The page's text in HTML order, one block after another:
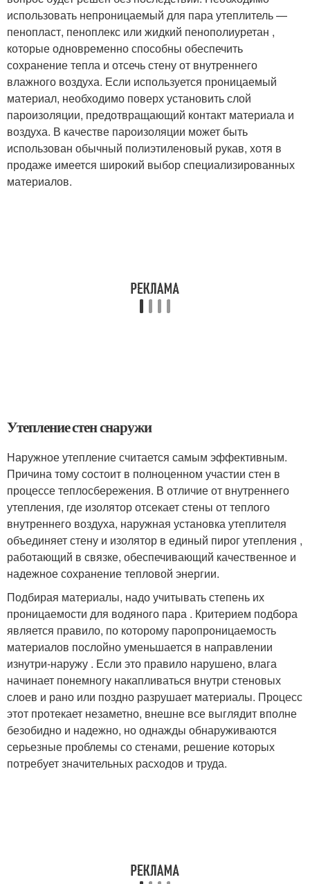
использовать непроницаемый для пара утеплитель —
пенопласт, пеноплекс или жидкий пенополиуретан ,
которые одновременно способны обеспечить
сохранение тепла и отсечь стену от внутреннего
влажного воздуха. Если используется проницаемый
материал, необходимо поверх установить слой
пароизоляции, предотвращающий контакт материала и
воздуха. В качестве пароизоляции может быть
использован обычный полиэтиленовый рукав, хотя в
продаже имеется широкий выбор специализированных
материалов.
Утепление стен снаружи
Наружное утепление считается самым эффективным.
Причина тому состоит в полноценном участии стен в
процессе теплосбережения. В отличие от внутреннего
утепления, где изолятор отсекает стены от теплого
внутреннего воздуха, наружная установка утеплителя
объединяет стену и изолятор в единый пирог утепления ,
работающий в связке, обеспечивающий качественное и
надежное сохранение тепловой энергии.
Подбирая материалы, надо учитывать степень их
проницаемости для водяного пара . Критерием подбора
является правило, по которому паропроницаемость
материалов послойно уменьшается в направлении
изнутри-наружу . Если это правило нарушено, влага
начинает понемногу накапливаться внутри стеновых
слоев и рано или поздно разрушает материалы. Процесс
этот протекает незаметно, внешне все выглядит вполне
безобидно и надежно, но однажды обнаруживаются
серьезные проблемы со стенами, решение которых
потребует значительных расходов и труда.